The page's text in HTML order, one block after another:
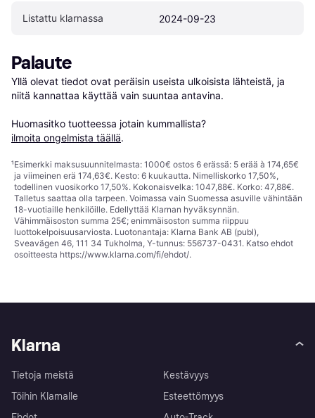
Listattu klarnassa 2024-09-23
Palaute
Yllä olevat tiedot ovat peräisin useista ulkoisista lähteistä, ja
niitä kannattaa käyttää vain suuntaa antavina.
Huomasitko tuotteessa jotain kummallista?
ilmoita ongelmista täällä.
¹Esimerkki maksusuunnitelmasta: 1000€ ostos 6 erässä: 5 erää à 174,65€
ja viimeinen erä 174,63€. Kesto: 6 kuukautta. Nimelliskorko 17,50%,
todellinen vuosikorko 17,50%. Kokonaisvelka: 1047,88€. Korko: 47,88€.
Talletus saattaa olla tarpeen. Voimassa vain Suomessa asuville vähintään
18-vuotiaille henkilöille. Edellyttää Klarnan hyväksynnän.
Vähimmäisoston summa 25€; enimmäisoston summa riippuu
luottokelpoisuusarviosta. Luotonantaja: Klarna Bank AB (publ),
Sveavägen 46, 111 34 Tukholma, Y-tunnus: 556737-0431. Katso ehdot
osoitteesta https://www.klarna.com/fi/ehdot/.
Klarna
Tietoja meistä
Töihin Klarnalle
Kestävyys
Esteettömyys